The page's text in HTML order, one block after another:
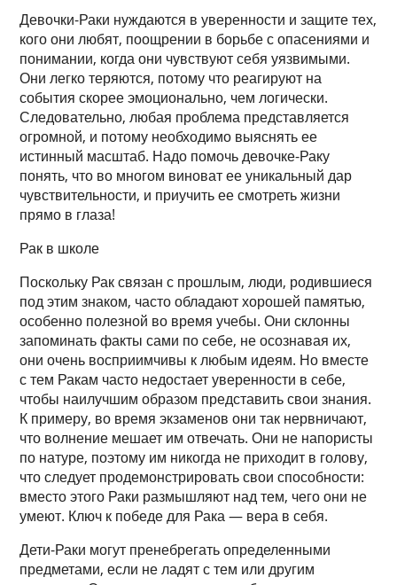
Девочки-Раки нуждаются в уверенности и защите тех,
кого они любят, поощрении в борьбе с опасениями и
понимании, когда они чувствуют себя уязвимыми.
Они легко теряются, потому что реагируют на
события скорее эмоционально, чем логически.
Следовательно, любая проблема представляется
огромной, и потому необходимо выяснять ее
истинный масштаб. Надо помочь девочке-Раку
понять, что во многом виноват ее уникальный дар
чувствительности, и приучить ее смотреть жизни
прямо в глаза!
Рак в школе
Поскольку Рак связан с прошлым, люди, родившиеся
под этим знаком, часто обладают хорошей памятью,
особенно полезной во время учебы. Они склонны
запоминать факты сами по себе, не осознавая их,
они очень восприимчивы к любым идеям. Но вместе
с тем Ракам часто недостает уверенности в себе,
чтобы наилучшим образом представить свои знания.
К примеру, во время экзаменов они так нервничают,
что волнение мешает им отвечать. Они не напористы
по натуре, поэтому им никогда не приходит в голову,
что следует продемонстрировать свои способности:
вместо этого Раки размышляют над тем, чего они не
умеют. Ключ к победе для Рака — вера в себя.
Дети-Раки могут пренебрегать определенными
предметами, если не ладят с тем или другим